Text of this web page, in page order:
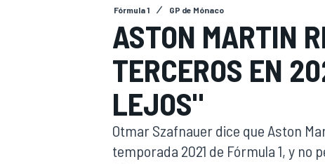
INDYCAR
Fórmula 1 GP de Mónaco
ASTON MARTIN
TERCEROS EN
LEJOS"
Otmar Szafnauer dice que Aston
temporada 2021 de Fórmula 1, y no